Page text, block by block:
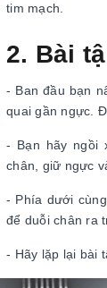
tim mạch.
2. Bài
- Ban đầu bạn
quai gần ngực.
- Bạn hãy ngồi
chân, giữ ngực
- Phía dưới
để duỗi chân ra
- Hãy lặp lại bài